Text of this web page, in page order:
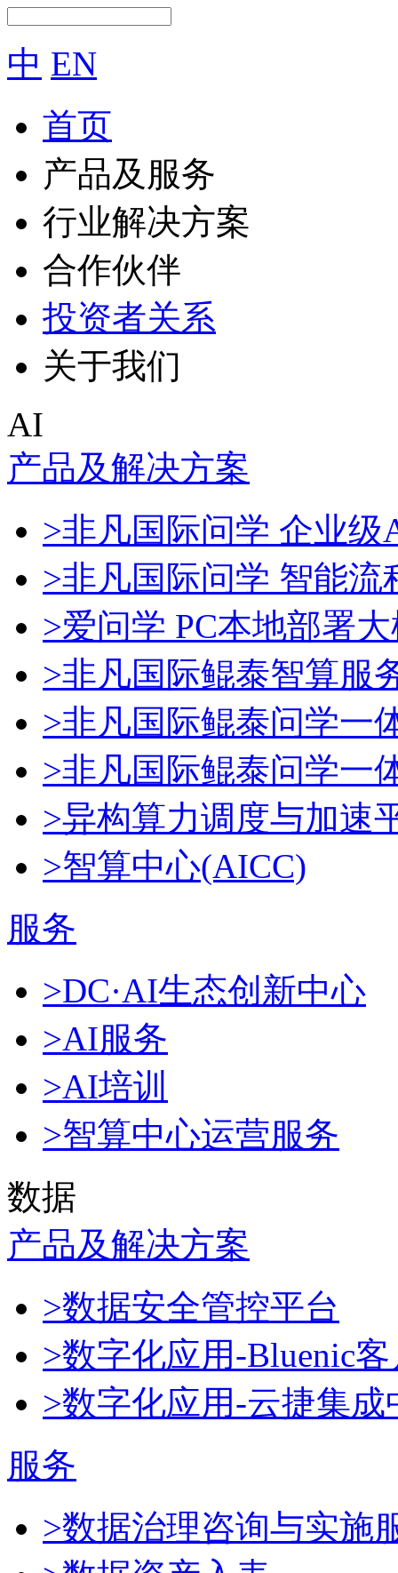
中 EN
首页
产品及服务
行业解决方案
合作伙伴
投资者关系
关于我们
AI
产品及解决方案
>非凡国际问学 企业级
>非凡国际问学 智能流
>爱问学 PC本地部署
>非凡国际鲲泰智算服
>非凡国际鲲泰问学一
>非凡国际鲲泰问学一
>异构算力调度与加速
>智算中心(AICC)
服务
>DC·AI生态创新中心
>AI服务
>AI培训
>智算中心运营服务
数据
产品及解决方案
>数据安全管控平台
>数字化应用-Bluenic
>数字化应用-云捷集成
服务
>数据治理咨询与实施